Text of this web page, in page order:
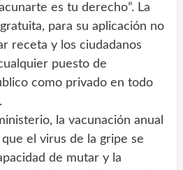
es tu derecho”. La
para su aplicación no
receta y los ciudadanos
puesto de
como privado en todo
la vacunación anual
el virus de la gripe se
de mutar y la